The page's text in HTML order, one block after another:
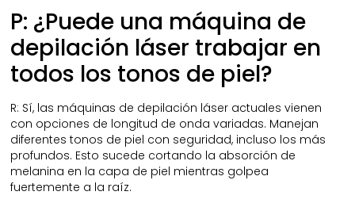
P: ¿Puede una máquina de
depilación láser trabajar en
todos los tonos de piel?
R: Sí, las máquinas de depilación láser actuales vienen
con opciones de longitud de onda variadas. Manejan
diferentes tonos de piel con seguridad, incluso los más
profundos. Esto sucede cortando la absorción de
melanina en la capa de piel mientras golpea
fuertemente a la raíz.